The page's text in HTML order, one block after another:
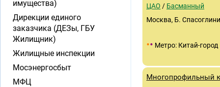
ЦАО / Басманный
Москва, Б.
•• Метро: Китай-город
Многопрофильный
имущества)
Дирекции единого
заказчика (ДЕЗы, ГБУ
Жилищник)
Жилищные инспекции
Мосэнергосбыт
МФЦ